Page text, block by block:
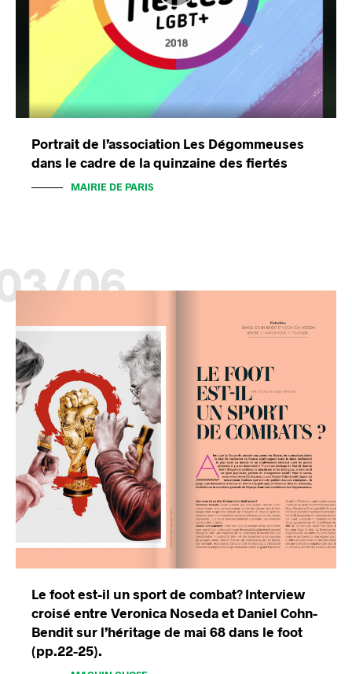
Portrait de l’association Les Dégommeuses
dans le cadre de la quinzaine des fiertés
MAIRIE DE PARIS
06
Le foot est-il un sport de combat? Interview
croisé entre Veronica Noseda et Daniel Cohn-
Bendit sur l’héritage de mai 68 dans le foot
(pp.22-25).